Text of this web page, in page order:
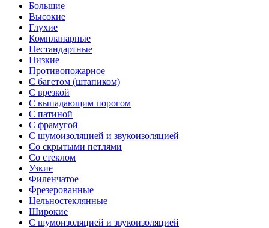
Большие
Высокие
Глухие
Компланарные
Нестандартные
Низкие
Противопожарное
С багетом (штапиком)
С врезкой
С выпадающим порогом
С патиной
С фрамугой
С шумоизоляцией и звукоизоляцией
Со скрытыми петлями
Со стеклом
Узкие
Филенчатое
Фрезерованные
Цельностеклянные
Широкие
С шумоизоляцией и звукоизоляцией